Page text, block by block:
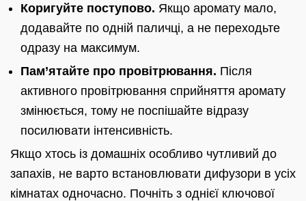
Коригуйте поступово. Якщо аромату мало,
додавайте по одній паличці, а не переходьте
одразу на максимум.
Пам’ятайте про провітрювання. Після
активного провітрювання сприйняття аромату
змінюється, тому не поспішайте відразу
посилювати інтенсивність.
Якщо хтось із домашніх особливо чутливий до
запахів, не варто встановлювати дифузори в усіх
кімнатах одночасно. Почніть з однієї ключової